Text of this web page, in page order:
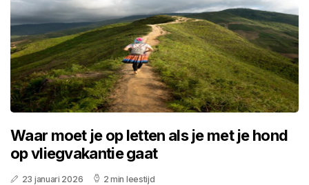
Waar moet je op letten als je met je hond
op vliegvakantie gaat
23 januari 2026 2 min leestijd